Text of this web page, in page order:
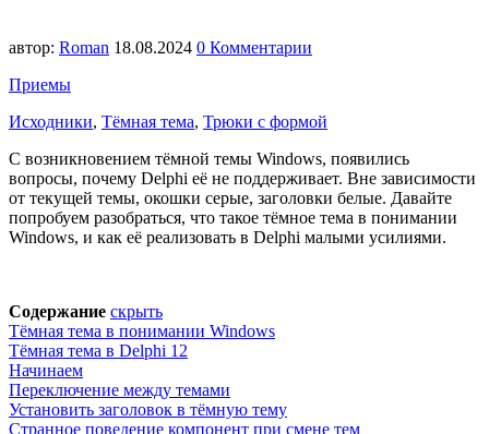
автор: Roman 18.08.2024 0 Комментарии
Приемы
Исходники, Тёмная тема, Трюки с формой
С возникновением тёмной темы Windows, появились
вопросы, почему Delphi её не поддерживает. Вне зависимости
от текущей темы, окошки серые, заголовки белые. Давайте
попробуем разобраться, что такое тёмное тема в понимании
Windows, и как её реализовать в Delphi малыми усилиями.
Содержание скрыть
Тёмная тема в понимании Windows
Тёмная тема в Delphi 12
Начинаем
Переключение между темами
Установить заголовок в тёмную тему
Странное поведение компонент при смене тем